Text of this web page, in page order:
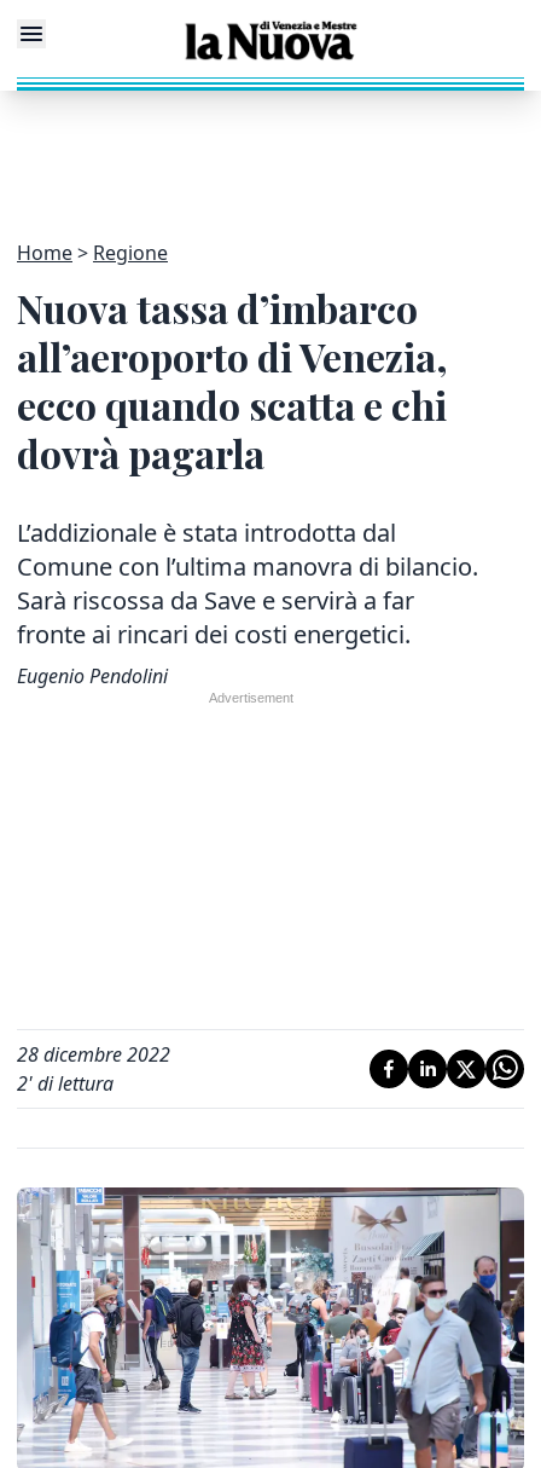
Home Regione
Nuova tassa d’imbarco
all’aeroporto di Venezia,
ecco quando scatta e chi
dovrà pagarla
L’addizionale è stata introdotta dal
Comune con l’ultima manovra di bilancio.
Sarà riscossa da Save e servirà a far
fronte ai rincari dei costi energetici.
Eugenio Pendolini
28 dicembre 2022
2' di lettura